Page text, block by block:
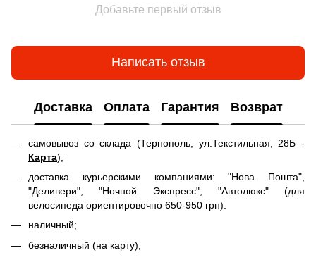
Добавьте первый отзыв
Написать отзыв
Доставка Оплата Гарантия Возврат
самовывоз со склада (Тернополь, ул.Текстильная, 28Б -
Карта);
доставка курьерскими компаниями: "Нова Пошта",
"Деливери", "Ночной Экспресс", "Автолюкс" (для
велосипеда ориентировочно 650-950 грн).
наличный;
безналичный (на карту);